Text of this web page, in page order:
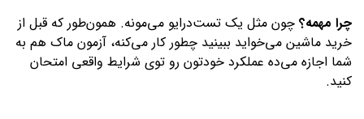
چرا مهمه؟ چون مثل یک تست‌درایو می‌مونه. همون‌طور که قبل از
خرید ماشین می‌خواید ببینید چطور کار می‌کنه، آزمون ماک هم به
شما اجازه می‌ده عملکرد خودتون رو توی شرایط واقعی امتحان
کنید.